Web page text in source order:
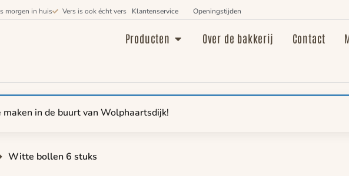
morgen in huis Vers is ook écht vers Klantenservice Openingstijden
Producten Over de bakkerij Contact
in de buurt van Wolphaartsdijk!
Witte bollen 6 stuks